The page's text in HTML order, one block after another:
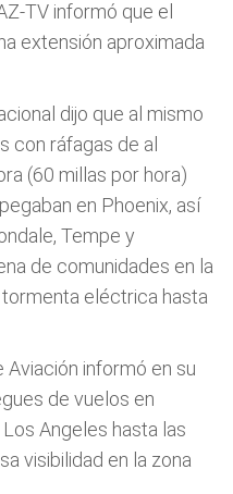
TV informó que el
extensión aproximada
dijo que al mismo
con ráfagas de al
(60 millas por hora)
en Phoenix, así
Tempe y
de comunidades en la
eléctrica hasta
Aviación informó en su
de vuelos en
Angeles hasta las
visibilidad en la zona